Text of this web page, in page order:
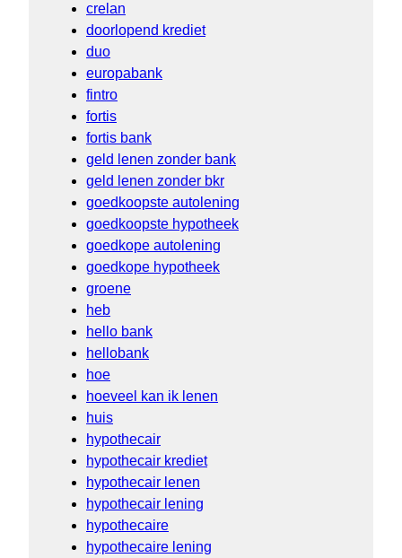
crelan
doorlopend krediet
duo
europabank
fintro
fortis
fortis bank
geld lenen zonder bank
geld lenen zonder bkr
goedkoopste autolening
goedkoopste hypotheek
goedkope autolening
goedkope hypotheek
groene
heb
hello bank
hellobank
hoe
hoeveel kan ik lenen
huis
hypothecair
hypothecair krediet
hypothecair lenen
hypothecair lening
hypothecaire
hypothecaire lening